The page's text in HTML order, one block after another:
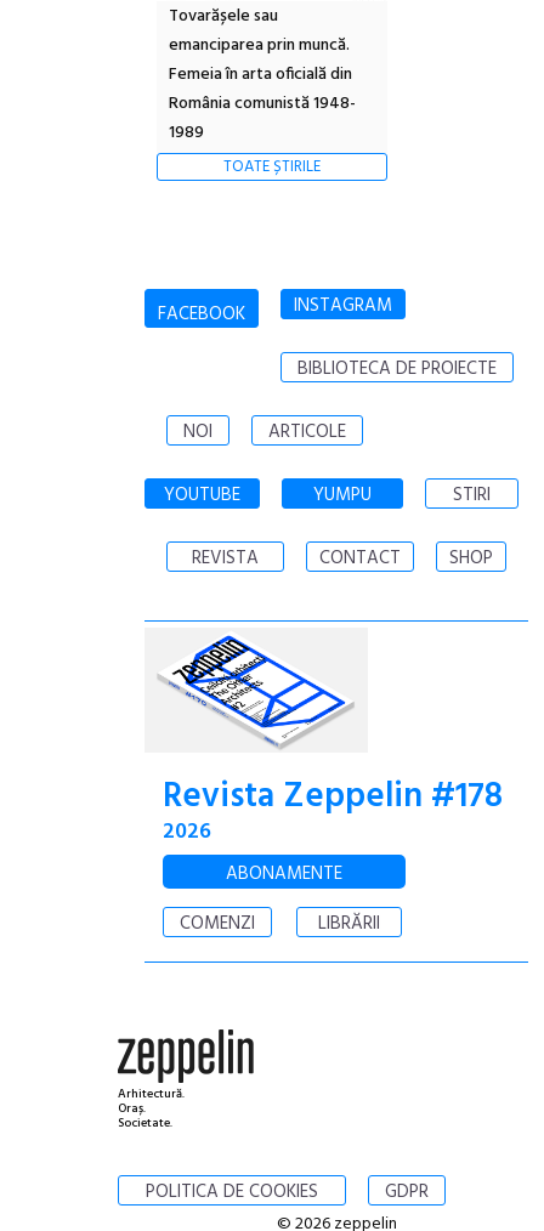
Tovarășele sau
emanciparea prin muncă.
Femeia în arta oficială din
România comunistă 1948-
1989
TOATE ȘTIRILE
FACEBOOK INSTAGRAM
BIBLIOTECA DE PROIECTE
NOI ARTICOLE
YOUTUBE YUMPU STIRI
REVISTA CONTACT SHOP
Revista Zeppelin #178
2026
ABONAMENTE
COMENZI
LIBRĂRII
Arhitectură.
Oraș.
Societate.
POLITICA DE COOKIES GDPR
© 2026 zeppelin